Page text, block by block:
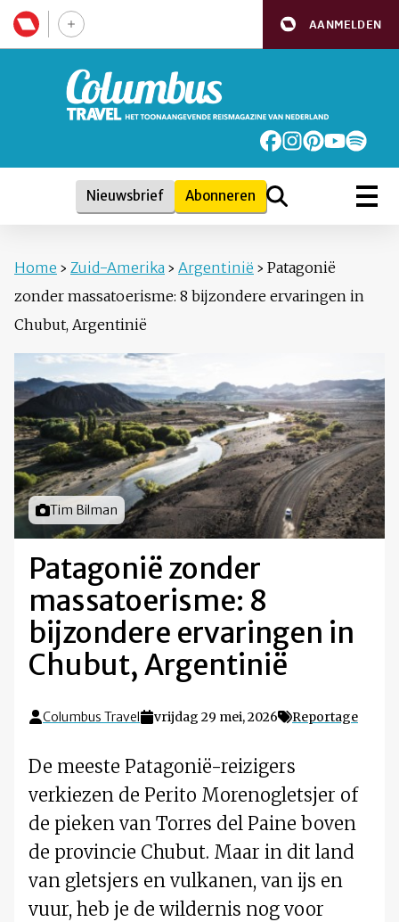
AANMELDEN
Nieuwsbrief Abonneren
Home › Zuid-Amerika › Argentinië › Patagonië
zonder massatoerisme: 8 bijzondere ervaringen in
Chubut, Argentinië
Foto door
Tim Bilman
Patagonië zonder
massatoerisme: 8
bijzondere ervaringen in
Chubut, Argentinië
Columbus Travel vrijdag 29 mei, 2026 Reportage
De meeste Patagonië-reizigers
verkiezen de Perito Morenogletsjer of
de pieken van Torres del Paine boven
de provincie Chubut. Maar in dit land
van gletsjers en vulkanen, van ijs en
vuur, heb je de wildernis nog voor